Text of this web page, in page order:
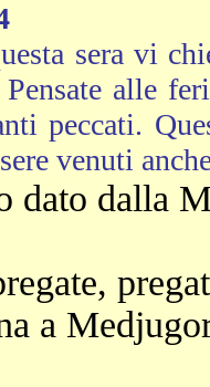
sera vi
alle
peccati.
venuti
dato dalla
a